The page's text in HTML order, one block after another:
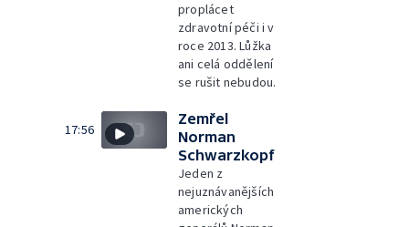
proplácet
zdravotní péči i v
roce 2013. Lůžka
ani celá oddělení
se rušit nebudou.
17:56
Zemřel
Norman
Schwarzkopf
Jeden z
nejuznávanějších
amerických